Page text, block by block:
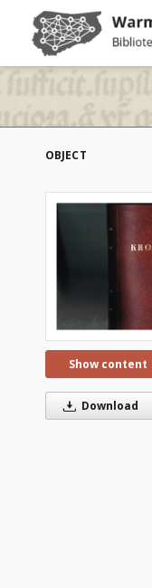
OBJECT
Show content
Download